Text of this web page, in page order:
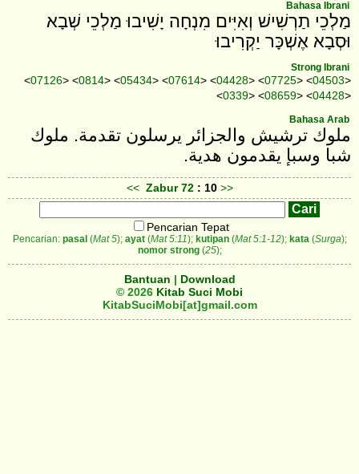
Bahasa Ibrani
מַלְכֵי תַרְשִׁישׁ וְאִיִּים מִנְחָה יָשִׁיבוּ מַלְכֵי שְׁבָא
וּסְבָא אֶשְׁכָּר יַקְרִיבוּ׃
Strong Ibrani
<07126> <0814> <05434> <07614> <04428> <07725> <04503>
<0339> <08659> <04428>
Bahasa Arab
‎ملوك ترشيش والجزائر يرسلون تقدمة. ملوك
شبا وسبإ يقدمون هدية‎.
<< Zabur 72 : 10 >>
Pencarian Tepat
Pencarian: pasal(Mat 5); ayat(Mat 5:11); kutipan(Mat 5:1-12); kata (Surga);
nomor strong(25);
Bantuan | Download
© 2026 Kitab Suci Mobi
KitabSuciMobi[at]gmail.com